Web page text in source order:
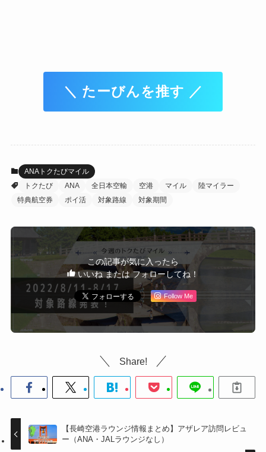
＼ たーびんを推す ／
ANAトクたびマイル
トクたび
ANA 全日本空輸 空港 マイル
陸マイラー
特典航空券
ポイ活 対象路線 対象期間
この記事が気に入ったら
いいね または フォローしてね！
Follow Me
Share!
【長崎空港ラウンジ情報まとめ】アザレア訪問レビュ
ー（ANA・JALラウンジなし）